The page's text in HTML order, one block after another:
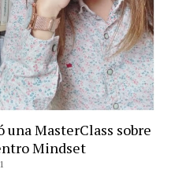
MasterClass sobre
Mindset